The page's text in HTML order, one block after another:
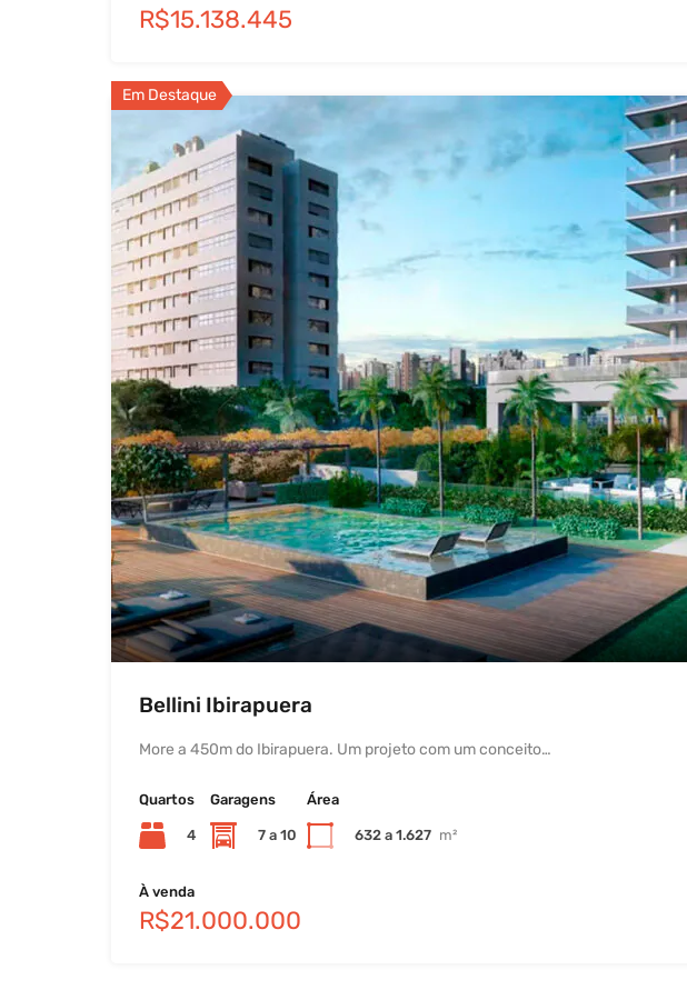
R$15.138.445
Em Destaque
Bellini Ibirapuera
More a 450m do Ibirapuera. Um projeto com um conceito…
Quartos
4
Garagens
7 a 10
Área
632 a 1.627 m²
À venda
R$21.000.000